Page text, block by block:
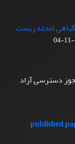
گیاهی (مجله زیست
دسترسی آزاد
published